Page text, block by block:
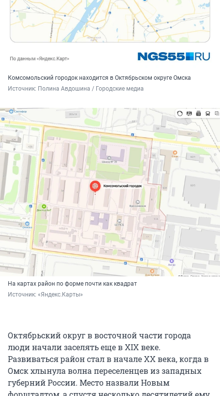
Комсомольский городок находится в Октябрьском округе Омска
Источник: Полина Авдошина / Городские медиа
На картах район по форме почти как квадрат
Источник: «Яндекс.Карты»
Октябрьский округ в восточной части города
люди начали заселять еще в XIX веке.
Развиваться район стал в начале XX века, когда в
Омск хлынула волна переселенцев из западных
губерний России. Место назвали Новым